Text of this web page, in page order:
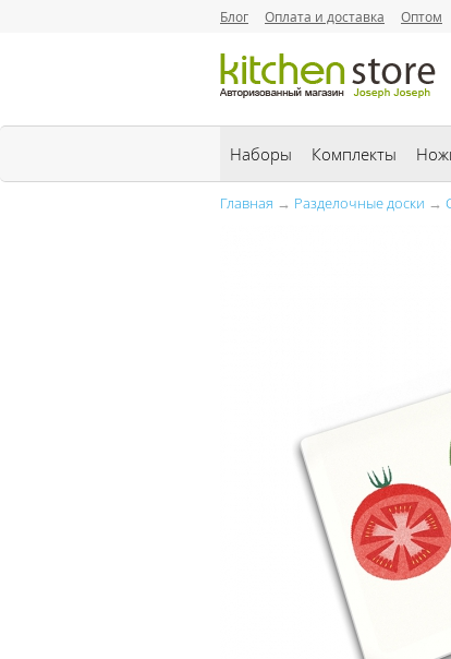
Блог Оплата и доставка Оптом
Наборы Комплекты
Главная → Разделочные доски →